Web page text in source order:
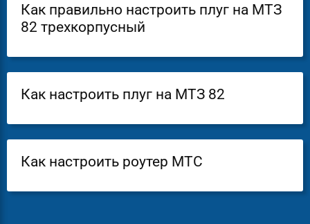
Как правильно настроить плуг на МТЗ
82 трехкорпусный
Как настроить плуг на МТЗ 82
Как настроить роутер МТС